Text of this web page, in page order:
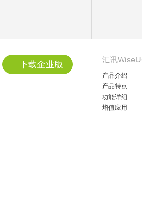
下载企业版 汇讯
产品介绍
产品特点
功能详细
增值应用